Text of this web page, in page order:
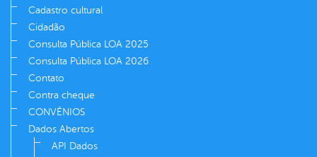
Cadastro cultural
Cidadão
Consulta Pública LOA 2025
Consulta Pública LOA 2026
Contato
Contra cheque
CONVÊNIOS
Dados Abertos
API Dados